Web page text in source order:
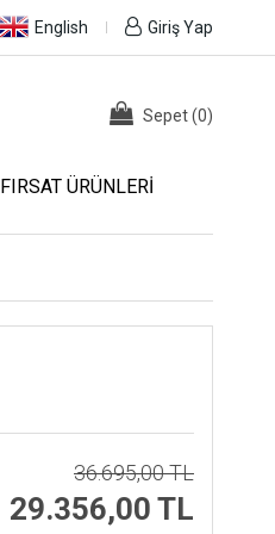
English Giriş Yap
Sepet(0)
FIRSAT ÜRÜNLERI
36.695,00 TL
29.356,00 TL